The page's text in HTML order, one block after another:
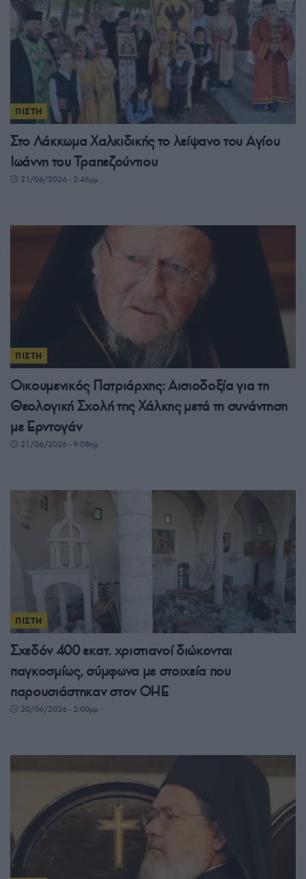
ΠΙΣΤΗ
Στο Λάκκωμα Χαλκιδικής το λείψανο του Αγίου
Ιωάννη του Τραπεζούντιου
21/06/2026 - 2:46μμ
ΠΙΣΤΗ
Οικουμενικός Πατριάρχης: Αισιοδοξία για τη
Θεολογική Σχολή της Χάλκης μετά τη συνάντηση
με Ερντογάν
21/06/2026 - 9:08πμ
ΠΙΣΤΗ
Σχεδόν 400 εκατ. χριστιανοί διώκονται
παγκοσμίως, σύμφωνα με στοιχεία που
παρουσιάστηκαν στον ΟΗΕ
20/06/2026 - 2:00μμ